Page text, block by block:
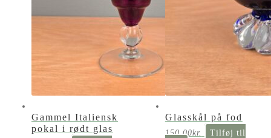
Gammel Italiensk
pokal i rødt glas
Glasskål på fod
150,00kr.
Tilføj til